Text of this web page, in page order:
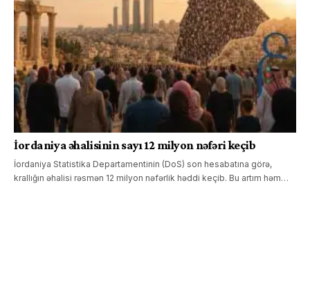
İordaniya əhalisinin sayı 12 milyon nəfəri keçib
İordaniya Statistika Departamentinin (DoS) son hesabatına görə,
krallığın əhalisi rəsmən 12 milyon nəfərlik həddi keçib. Bu artım həm…